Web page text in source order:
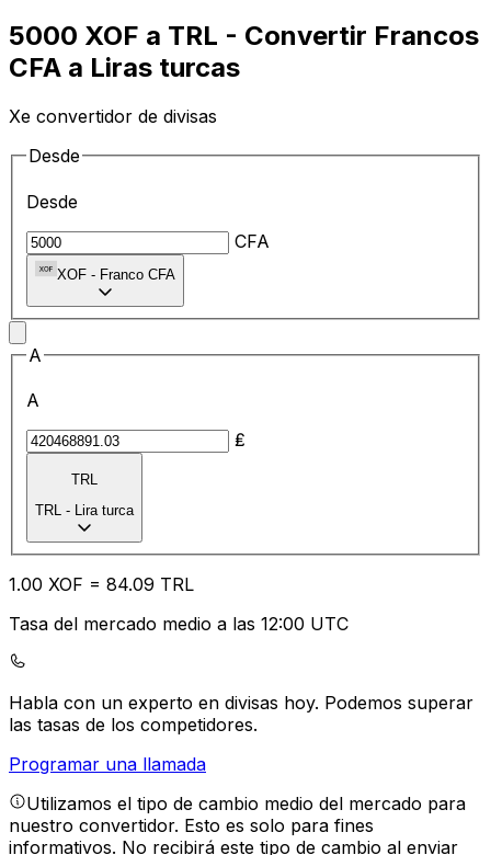
5000 XOF a TRL - Convertir Francos
CFA a Liras turcas
Xe convertidor de divisas
Desde
Desde
CFA
XOF - Franco CFA
A
A
₤
TRL
TRL - Lira turca
1.00 XOF = 84.09 TRL
Tasa del mercado medio a las 12:00 UTC
Habla con un experto en divisas hoy. Podemos superar
las tasas de los competidores.
Programar una llamada
Utilizamos el tipo de cambio medio del mercado para
nuestro convertidor. Esto es solo para fines
informativos. No recibirá este tipo de cambio al enviar